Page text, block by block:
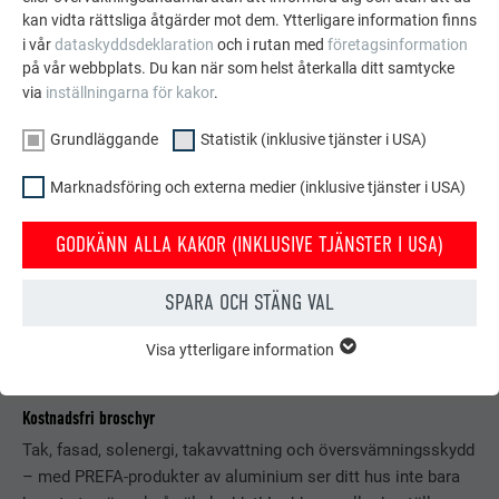
Kostnadsfri broschyr
Tak, fasad, solenergi, takavvattning och översvämningsskydd
– med PREFA-produkter av aluminium ser ditt hus inte bara
kan vidta rättsliga åtgärder mot dem. Ytterligare information finns
i vårdataskyddsdeklaration och i rutan med företagsinformation
på vår webbplats. Du kan när som helst återkalla ditt samtycke
via inställningarna för kakor.
Grundläggande Statistik (inklusive tjänster i USA)
Marknadsföring och externa medier (inklusive tjänster i USA)
GODKÄNN ALLA KAKOR (INKLUSIVE TJÄNSTER I USA)
SPARA OCH STÄNG VAL
GRUNDLÄGGANDE
fungerar korrekt.
EFTERNAMN PHPSESSID
Visa information om kakor
Visa ytterligare information